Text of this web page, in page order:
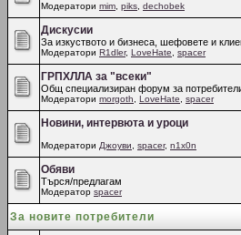
Модератори mim piks dechobek
Дискусии
За изкуството и бизнеса, шефовете и
Модератори R1dler, LoveHate spacer
ГРПХЛЛА за "всеки"
Общ специализиран форум за
Модератори morgoth LoveHate spacer
Новини, интервюта и уроци
Модератори Джоуви spacer, n1x0n
Обяви
Търся/предлагам
Модератор spacer
За новите потребители